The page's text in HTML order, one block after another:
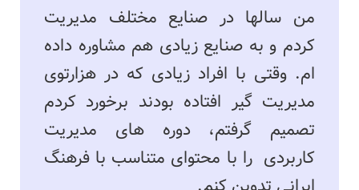
من سالها در صنایع مختلف مدیریت
کردم و به صنایع زیادی هم مشاوره داده
ام. وقتی با افراد زیادی که در هزارتوی
مدیریت گیر افتاده بودند برخورد کردم
تصمیم گرفتم، دوره های مدیریت
کاربردی را با محتوای متناسب با فرهنگ